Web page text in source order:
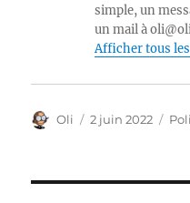
simple, un
un mail à
Afficher tous
Auteur
Oli
Publié
2 juin 2022